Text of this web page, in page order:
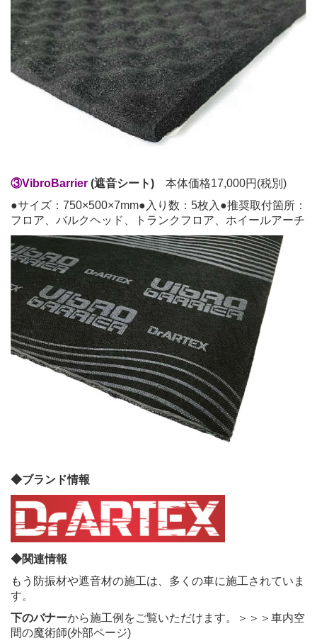
③VibroBarrier (遮音シート) 本体価格17,000円(税別)
●サイズ：750×500×7mm●入り数：5枚入●推奨取付箇所：
フロア、バルクヘッド、トランクフロア、ホイールアーチ
◆ブランド情報
◆関連情報
もう防振材や遮音材の施工は、多くの車に施工されていま
す。
下のバナーから施工例をご覧いただけます。
＞＞＞車内空
間の魔術師(外部ページ)